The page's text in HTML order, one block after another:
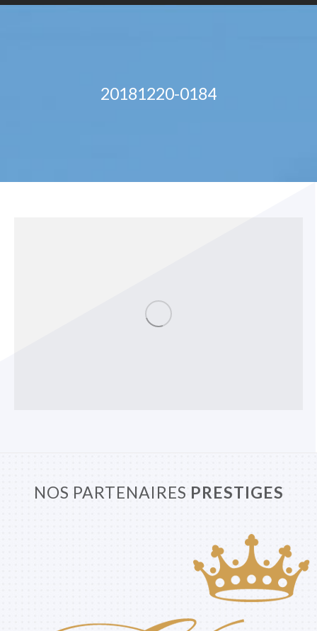
20181220-0184
NOS PARTENAIRES PRESTIGES